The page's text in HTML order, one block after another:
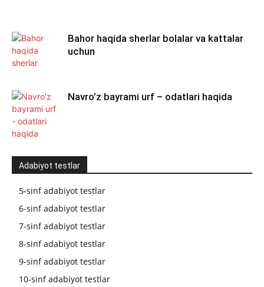
Bahor haqida sherlar bolalar va kattalar
uchun
Navro’z bayrami urf – odatlari haqida
Adabiyot testlar
5-sinf adabiyot testlar
6-sinf adabiyot testlar
7-sinf adabiyot testlar
8-sinf adabiyot testlar
9-sinf adabiyot testlar
10-sinf adabiyot testlar